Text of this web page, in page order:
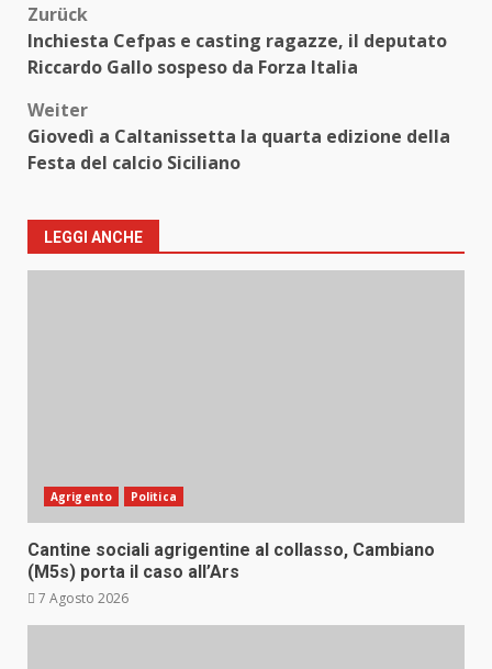
Beitragsnavigation
Zurück
Inchiesta Cefpas e casting ragazze, il deputato
Riccardo Gallo sospeso da Forza Italia
Weiter
Giovedì a Caltanissetta la quarta edizione della
Festa del calcio Siciliano
LEGGI ANCHE
Agrigento Politica
Cantine sociali agrigentine al collasso, Cambiano
(M5s) porta il caso all’Ars
7 Agosto 2026